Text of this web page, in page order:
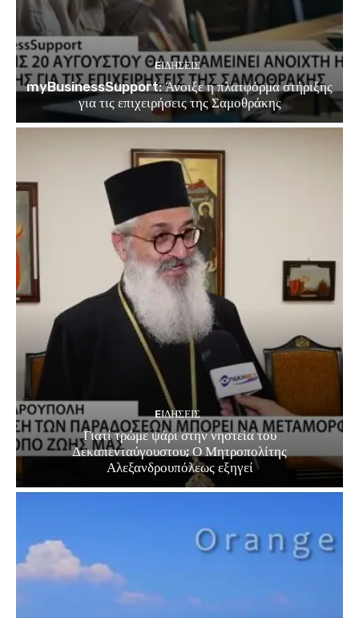
EΙΔΗΣΕΙΣ
myBusinessSupport: Άνοιξε η πλατφόρμα στήριξης
για τις επιχειρήσεις της Σαμοθράκης
EΙΔΗΣΕΙΣ
Γιατί τρώμε ψάρι στην νηστεία του
Δεκαπενταύγουστου; Ο Μητροπολίτης
Αλεξανδρουπόλεως εξηγεί